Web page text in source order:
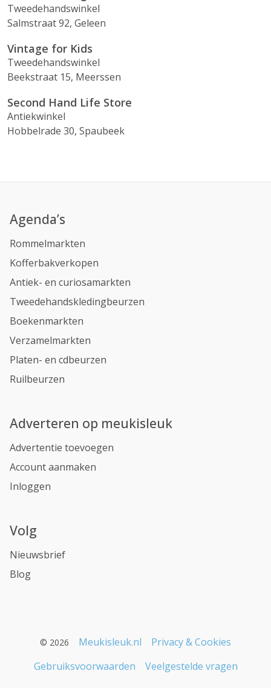
Tweedehandswinkel
Salmstraat 92, Geleen
Vintage for Kids
Tweedehandswinkel
Beekstraat 15, Meerssen
Second Hand Life Store
Antiekwinkel
Hobbelrade 30, Spaubeek
Agenda’s
Rommelmarkten
Kofferbakverkopen
Antiek- en curiosamarkten
Tweedehandskledingbeurzen
Boekenmarkten
Verzamelmarkten
Platen- en cdbeurzen
Ruilbeurzen
Adverteren op meukisleuk
Advertentie toevoegen
Account aanmaken
Inloggen
Volg
Nieuwsbrief
Blog
© 2026 Meukisleuk.nl
Privacy & Cookies
Gebruiksvoorwaarden
Veelgestelde vragen